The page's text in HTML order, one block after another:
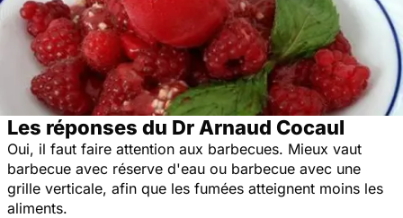
Les réponses du Dr Arnaud Cocaul
Oui, il faut faire attention aux barbecues. Mieux vaut
barbecue avec réserve d'eau ou barbecue avec une
grille verticale, afin que les fumées atteignent moins les
aliments.